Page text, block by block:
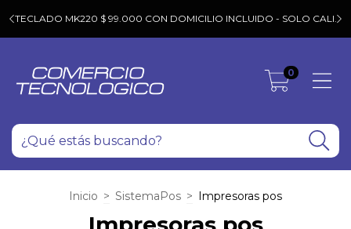
TECLADO MK220 $ 99.000 CON DOMICILIO INCLUIDO - SOLO CALI.
0
Inicio > SistemaPos > Impresoras pos